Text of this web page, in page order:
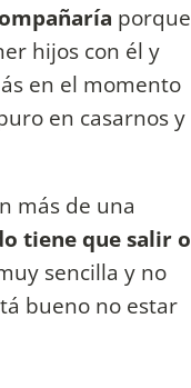
porque
hijos con él y
en el momento
en casarnos y
más de una
tiene que salir o
sencilla y no
bueno no estar